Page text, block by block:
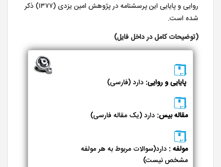
روایی و پایایی این پرسشنامه در پژوهش امین یزدی (۱۳۷۷) ذکر
شده است.
(توضیحات کامل در داخل فایل)
پایایی و روایی: دارد (فارسی)
مقاله بیس: دارد (یک مقاله فارسی)
مولفه : دارد(سوالات مربوط به هر مولفه
مشخص نیست)